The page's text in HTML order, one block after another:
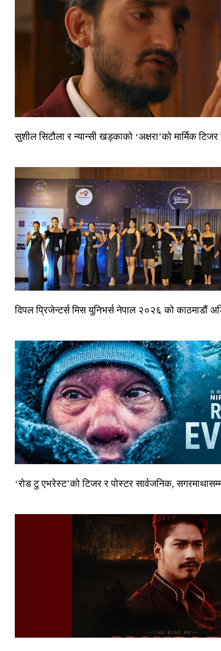
सुशील सिटौला र न्यान्सी खड्काको ‘अक्षरा’को मार्मिक
दिपल प्रिजेन्टर्स मिस युनिभर्स नेपाल २०२६ को काठमाडौं
‘रोड टु एभरेस्ट’को टिजर र पोस्टर सार्वजनिक,